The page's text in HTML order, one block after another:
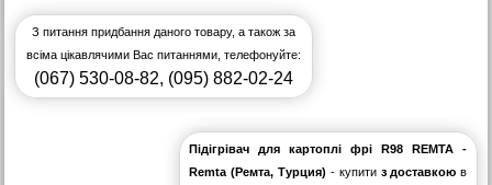
З питання придбання даного товару, а також за
всіма цікавлячими Вас питаннями, телефонуйте:
(067) 530-08-82, (095) 882-02-24
Підігрівач для картоплі фрі R98 REMTA -
Remta (Ремта, Турция) - купити з доставкою в